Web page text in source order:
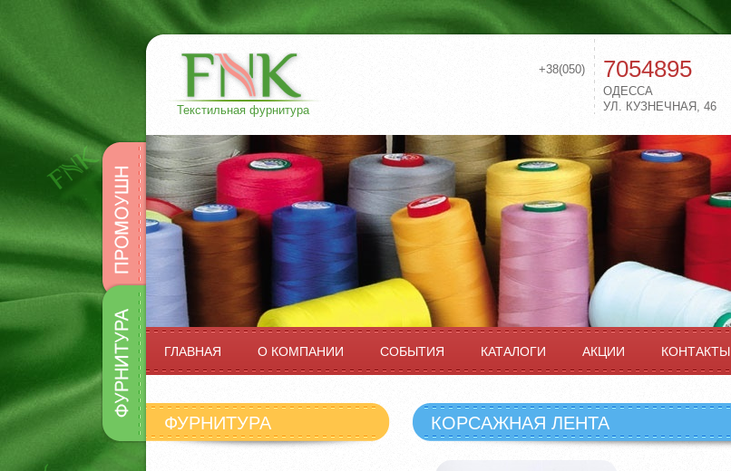
Промоушн
Фурнитура
Текстильная фурнитура
+38(050) 7054895
ОДЕССА
УЛ. КУЗНЕЧНАЯ, 46
ГЛАВНАЯ О КОМПАНИИ СОБЫТИЯ КАТАЛОГИ АКЦИИ КОНТАКТЫ
ФУРНИТУРА КОРСАЖНАЯ ЛЕНТА